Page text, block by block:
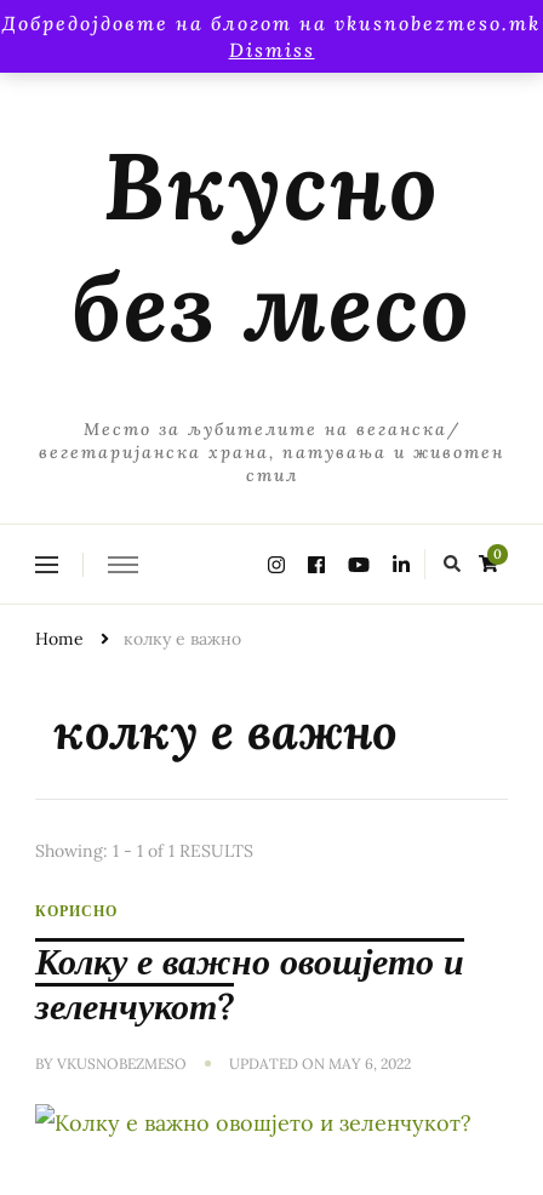
Добредојдовте на блогот на vkusnobezmeso.mk
Dismiss
Вкусно
без месо
Место за љубителите на веганска/
вегетаријанска храна, патувања и животен
стил
0
Home колку е важно
колку е важно
Showing: 1 - 1 of 1 RESULTS
КОРИСНО
Колку е важно овошјето и
зеленчукот?
BY VKUSNOBEZMESO UPDATED ON MAY 6, 2022